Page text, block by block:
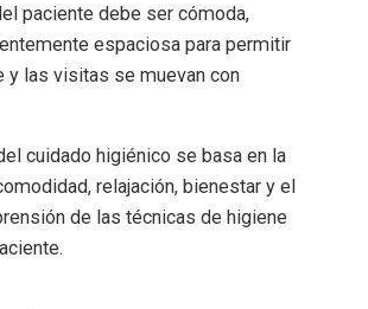
paciente debe ser cómoda,
espaciosa para permitir
y las visitas se muevan con
cuidado higiénico se basa en la
relajación, bienestar y el
de las técnicas de higiene